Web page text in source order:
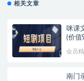
相关文章
咪课
(价值
会员
南门